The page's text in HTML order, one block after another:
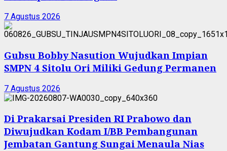
7 Agustus 2026
Gubsu Bobby Nasution Wujudkan Impian
SMPN 4 Sitolu Ori Miliki Gedung Permanen
7 Agustus 2026
Di Prakarsai Presiden RI Prabowo dan
Diwujudkan Kodam I/BB Pembangunan
Jembatan Gantung Sungai Menaula Nias